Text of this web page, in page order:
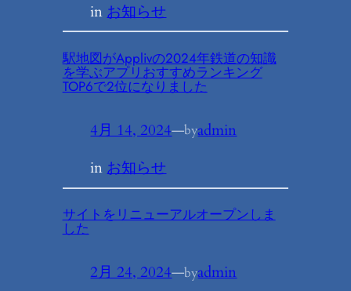
in お知らせ
駅地図がApplivの2024年鉄道の知識
を学ぶアプリおすすめランキング
TOP6で2位になりました
4月 14, 2024—byadmin
in お知らせ
サイトをリニューアルオープンしま
した
2月 24, 2024—byadmin